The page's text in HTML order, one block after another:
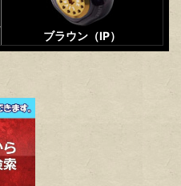
ブラウン（IP）